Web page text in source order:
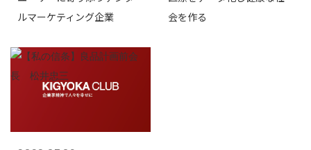
ルマーケティング企業
会を作る